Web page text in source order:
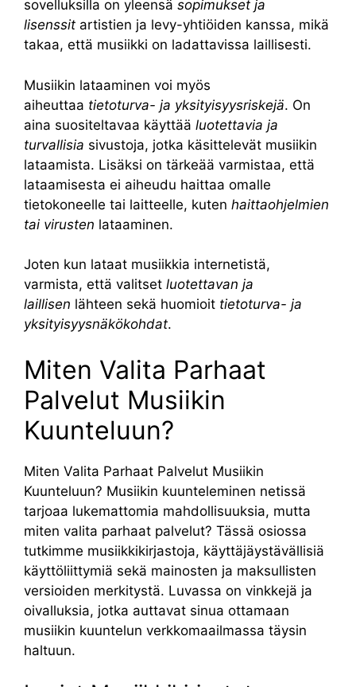
sovelluksilla on yleensä sopimukset ja
lisenssit artistien ja levy-yhtiöiden kanssa, mikä
takaa, että musiikki on ladattavissa laillisesti.
Musiikin lataaminen voi myös
aiheuttaa tietoturva- ja yksityisyysriskejä. On
aina suositeltavaa käyttää luotettavia ja
turvallisia sivustoja, jotka käsittelevät musiikin
lataamista. Lisäksi on tärkeää varmistaa, että
lataamisesta ei aiheudu haittaa omalle
tietokoneelle tai laitteelle, kuten haittaohjelmien
tai virusten lataaminen.
Joten kun lataat musiikkia internetistä,
varmista, että valitset luotettavan ja
laillisen lähteen sekä huomioit tietoturva- ja
yksityisyysnäkökohdat.
Miten Valita Parhaat
Palvelut Musiikin
Kuunteluun?
Miten Valita Parhaat Palvelut Musiikin
Kuunteluun? Musiikin kuunteleminen netissä
tarjoaa lukemattomia mahdollisuuksia, mutta
miten valita parhaat palvelut? Tässä osiossa
tutkimme musiikkikirjastoja, käyttäjäystävällisiä
käyttöliittymiä sekä mainosten ja maksullisten
versioiden merkitystä. Luvassa on vinkkejä ja
oivalluksia, jotka auttavat sinua ottamaan
musiikin kuuntelun verkkomaailmassa täysin
haltuun.